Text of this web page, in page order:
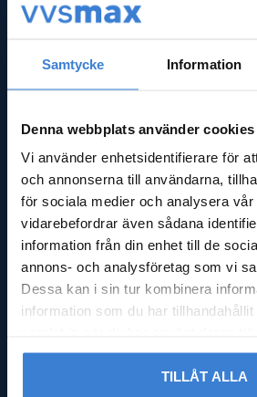
Samtycke Information
Denna webbplats använder cookies
Vi använder enhetsidentifierare för
och annonserna till användarna,
för sociala medier och analysera
vidarebefordrar även sådana
information från din enhet till de
annons- och analysföretag som vi
Dessa kan i sin tur kombinera
information som du har
TILLÅT ALLA
Kassa
Köpvillkor
Reklamation & retur
Nöjd med din beställning?
GODMOTTAGNING
Mån - Fre: 08:00 - 16:00
Lördag: Stängt
Söndag: Stängt
ADRESS
23591 Vellinge